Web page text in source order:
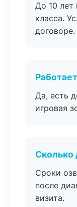
До 10
класса.
договоре.
Да, есть
игровая
Сколько
Сроки
после
визита.